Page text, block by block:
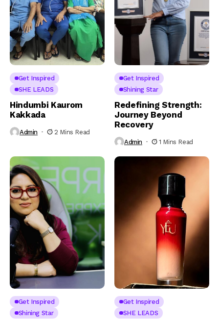
Get Inspired
SHE LEADS
Hindumbi Kaurom
Kakkada
Admin 2 Mins Read
Get Inspired
Shining Star
Redefining Strength:
Journey Beyond
Recovery
Admin 1 Mins Read
Get Inspired
Shining Star
Get Inspired
SHE LEADS